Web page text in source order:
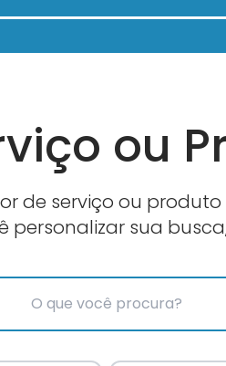
ou
de serviço ou
personalizar sua